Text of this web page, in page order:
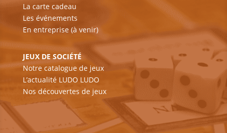
La carte cadeau
Les événements
En entreprise (à venir)
JEUX DE SOCIÉTÉ
Notre catalogue de jeux
L’actualité LUDO LUDO
Nos découvertes de jeux